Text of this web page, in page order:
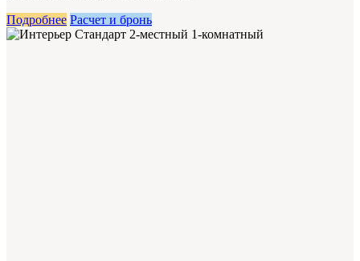
Подробнее Расчет и бронь